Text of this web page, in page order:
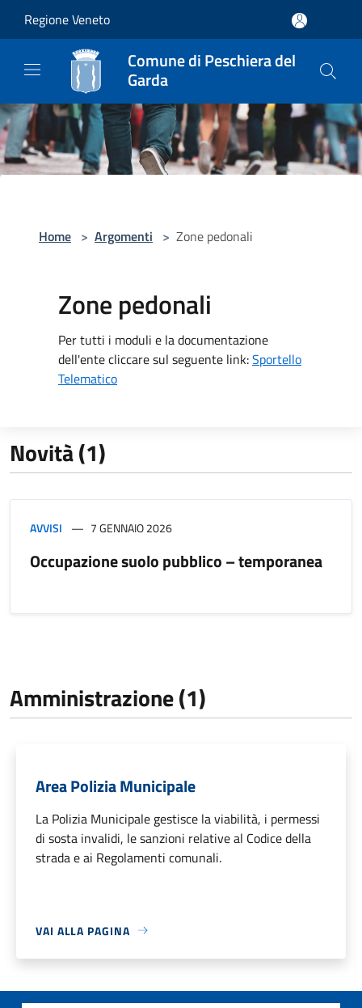
Regione Veneto
Comune di Peschiera del
Garda
Home > Argomenti > Zone pedonali
Zone pedonali
Per tutti i moduli e la documentazione
dell'ente cliccare sul seguente link:Sportello
Telematico
Novità (1)
AVVISI 7 GENNAIO 2026
Occupazione suolo pubblico – temporanea
Amministrazione (1)
Area Polizia Municipale
La Polizia Municipale gestisce la viabilità, i permessi
di sosta invalidi, le sanzioni relative al Codice della
strada e ai Regolamenti comunali.
VAI ALLA PAGINA